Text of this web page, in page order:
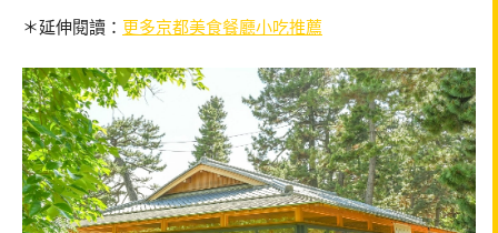
＊延伸閱讀： 更多京都美食餐廳小吃推薦